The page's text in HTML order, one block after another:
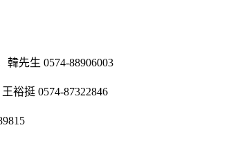
韓先生 0574-88906003
王裕挺 0574-87322846